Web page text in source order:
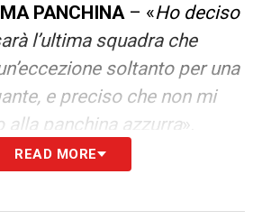
PANCHINA– «Ho deciso
l’ultima squadra che
soltanto per una
e preciso che non mi
alla panchina azzurra».
«Calma. Ho detto che il
READ MORE